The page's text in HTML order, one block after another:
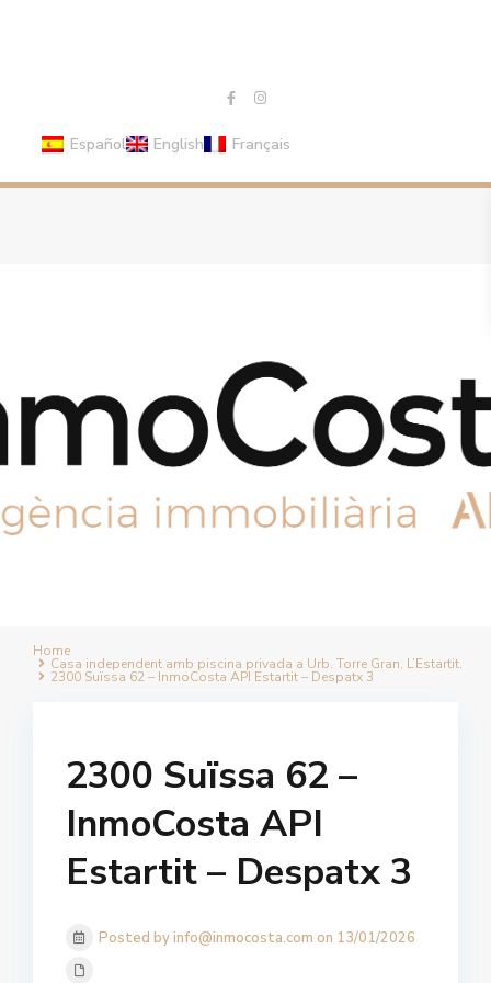
Español English Français
Home
Casa independent amb piscina privada a Urb. Torre Gran, L’Estartit.
2300 Suïssa 62 – InmoCosta API Estartit – Despatx 3
2300 Suïssa 62 –
InmoCosta API
Estartit – Despatx 3
Posted by info@inmocosta.com on 13/01/2026